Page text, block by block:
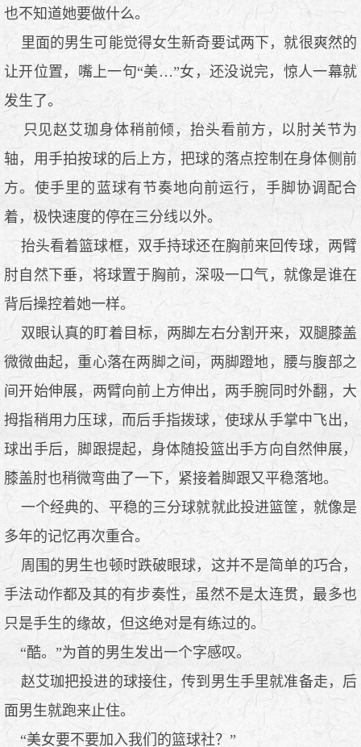
也不知道她要做什么。
里面的男生可能觉得女生新奇要试两下，就很爽然的
让开位置，嘴上一句“美…”女，还没说完，惊人一幕就
发生了。
只见赵艾珈身体稍前倾，抬头看前方，以肘关节为
轴，用手拍按球的后上方，把球的落点控制在身体侧前
方。使手里的蓝球有节奏地向前运行，手脚协调配合
着，极快速度的停在三分线以外。
抬头看着篮球框，双手持球还在胸前来回传球，两臂
肘自然下垂，将球置于胸前，深吸一口气，就像是谁在
背后操控着她一样。
双眼认真的盯着目标，两脚左右分割开来，双腿膝盖
微微曲起，重心落在两脚之间，两脚蹬地，腰与腹部之
间开始伸展，两臂向前上方伸出，两手腕同时外翻，大
拇指稍用力压球，而后手指拨球，使球从手掌中飞出，
球出手后，脚跟提起，身体随投篮出手方向自然伸展，
膝盖肘也稍微弯曲了一下，紧接着脚跟又平稳落地。
一个经典的、平稳的三分球就就此投进篮筐，就像是
多年的记忆再次重合。
周围的男生也顿时跌破眼球，这并不是简单的巧合，
手法动作都及其的有步奏性，虽然不是太连贯，最多也
只是手生的缘故，但这绝对是有练过的。
“酷。”为首的男生发出一个字感叹。
赵艾珈把投进的球接住，传到男生手里就准备走，后
面男生就跑来止住。
“美女要不要加入我们的篮球社？”